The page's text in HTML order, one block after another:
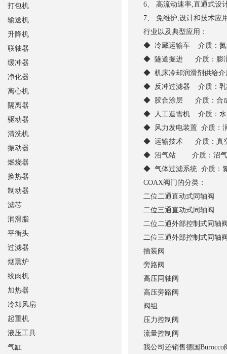
6、 高流动速率,直通式设
7、 免维护,设计和技术应
行业以及典型应用：
◆ 冷藏运输车 介质：
◆ 隧道掘进 介质：膨
◆ 机床冷却润滑剂供给介
◆ 反冲过滤器 介质：
◆ 胶合涂层 介质：合
◆ 人工造雪机 介质：
◆ 风力发电装置 介质：
◆ 运输技术 介质：真
◆ 沼气站 介质：沼
◆ 气体过滤系统 介质：
COAX阀门的分类：
二位二通直动式同轴阀
二位三通直动式同轴阀
二位二通外部控制式同轴
二位三通外部控制式同轴
插装阀
旁路阀
高压同轴阀
高压旁路阀
阀组
压力控制阀
流量控制阀
我公司还销售德国
打包机
输送机
升降机
联轴器
缓冲器
净化器
离心机
隔离器
驱动器
清洗机
振动器
燃烧器
换热器
制动器
滤芯
润滑脂
平衡头
过滤器
烟熏炉
绞肉机
加热器
冷却风扇
起重机
液压工具
气缸